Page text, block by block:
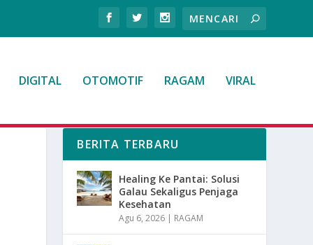
DIGITAL OTOMOTIF RAGAM VIRAL
BERITA TERBARU
Healing Ke Pantai: Solusi
Galau Sekaligus Penjaga
Kesehatan
Agu 6, 2026 | RAGAM